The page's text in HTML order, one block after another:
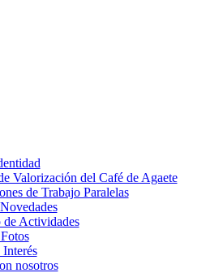
Valorización del Café de Agaete
de Trabajo Paralelas
de Actividades
Interés
nosotros